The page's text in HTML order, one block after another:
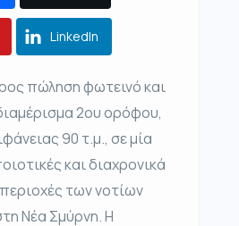
LinkedIn
πώληση φωτεινό και
2ου ορόφου,
90 τ.μ., σε μία
και διαχρονικά
των νοτίων
Νέα Σμύρνη. Η